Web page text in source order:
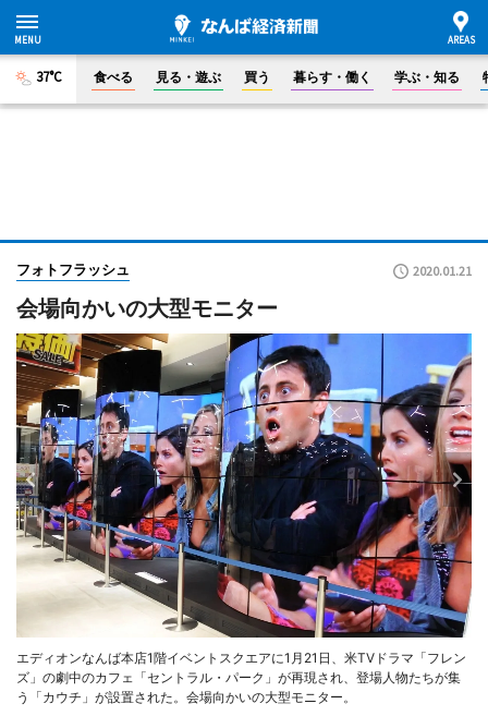
37°C 食べる 見る・遊ぶ 買う 暮らす・働く 学ぶ・知る
フォトフラッシュ 2020.01.21
会場向かいの大型モニター
エディオンなんば本店1階イベントスクエアに1月21日、米TVドラマ「フレン
ズ」の劇中のカフェ「セントラル・パーク」が再現され、登場人物たちが集
う「カウチ」が設置された。会場向かいの大型モニター。